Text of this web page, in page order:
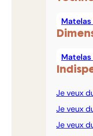
Je veux
Je veux
Je veux